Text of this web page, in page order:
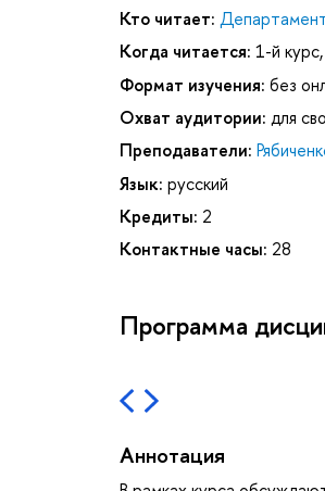
Кто читает:
Когда читается: 1-й
Формат изучения: без
Охват аудитории: для
Преподаватели:
Язык: русский
Кредиты: 2
Контактные часы: 28
Программа
Аннотация